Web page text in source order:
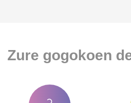
Zure gogokoen